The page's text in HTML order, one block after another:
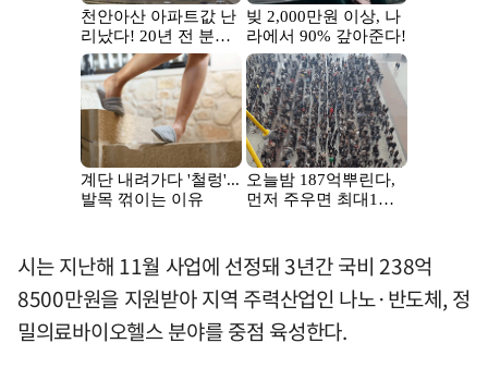
시는 지난해 11월 사업에 선정돼 3년간 국비 238억
8500만원을 지원받아 지역 주력산업인 나노·반도체, 정
밀의료바이오헬스 분야를 중점 육성한다.